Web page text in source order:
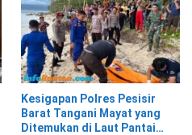
Kesigapan Polres Pesisir
Barat Tangani Mayat yang
Ditemukan di Laut Pantai